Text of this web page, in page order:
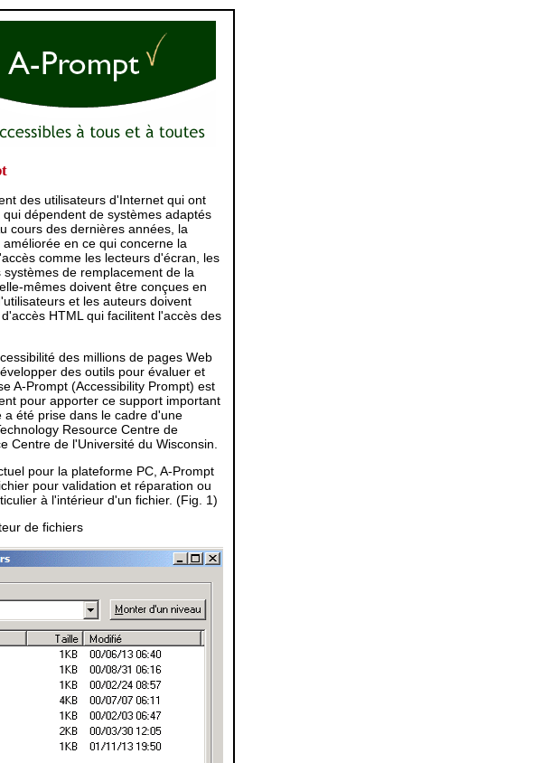
des utilisateurs d'Internet qui ont
dépendent de systèmes adaptés
cours des dernières années, la
en ce qui concerne la
comme les lecteurs d'écran, les
de remplacement de la
mêmes doivent être conçues en
et les auteurs doivent
HTML qui facilitent l'accès des
des millions de pages Web
des outils pour évaluer et
A-Prompt (Accessibility Prompt) est
pour apporter ce support important
été prise dans le cadre d'une
Resource Centre de
Centre de l'Université du Wisconsin.
pour la plateforme PC, A-Prompt
pour validation et réparation ou
à l'intérieur d'un fichier. (Fig. 1)
de fichiers